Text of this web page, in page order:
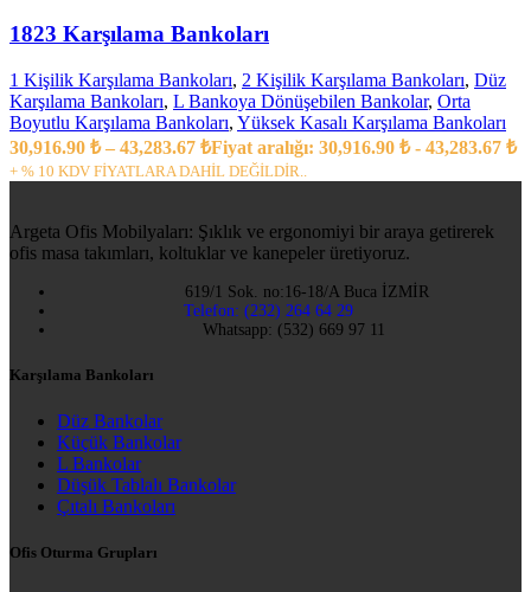
1823 Karşılama Bankoları
1 Kişilik Karşılama Bankoları, 2 Kişilik Karşılama Bankoları, Düz
Karşılama Bankoları, L Bankoya Dönüşebilen Bankolar, Orta
Boyutlu Karşılama Bankoları, Yüksek Kasalı Karşılama Bankoları
30,916.90 ₺ – 43,283.67 ₺Fiyat aralığı: 30,916.90 ₺ - 43,283.67 ₺
+ % 10 KDV FİYATLARA DAHİL DEĞİLDİR..
Argeta Ofis Mobilyaları: Şıklık ve ergonomiyi bir araya getirerek
ofis masa takımları, koltuklar ve kanepeler üretiyoruz.
619/1 Sok. no:16-18/A Buca İZMİR
Telefon: (232) 264 64 29
Whatsapp: (532) 669 97 11
Karşılama Bankoları
Düz Bankolar
Küçük Bankolar
L Bankolar
Düşük Tablalı Bankolar
Çıtalı Bankoları
Ofis Oturma Grupları